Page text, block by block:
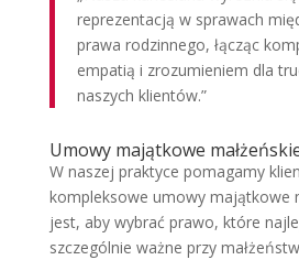
reprezentacją w sprawach
prawa rodzinnego, łącząc
empatią i zrozumieniem dla
naszych klientów.”
Umowy majątkowe
W naszej praktyce pomagamy
kompleksowe umowy majątkowe
jest, aby wybrać prawo, które
szczególnie ważne przy